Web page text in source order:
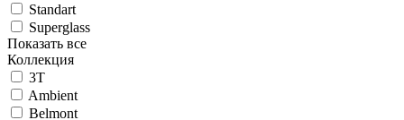
Standart
Superglass
Показать все
Коллекция
3T
Ambient
Belmont